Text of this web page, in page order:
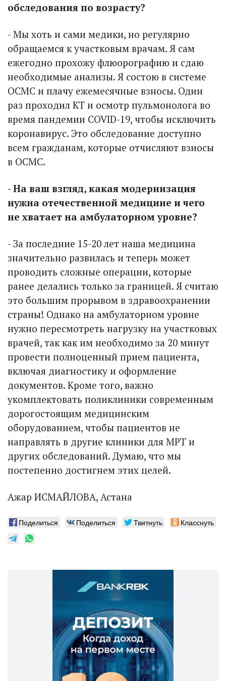
обследования по возрасту?
- Мы хоть и сами медики, но регулярно
обращаемся к участковым врачам. Я сам
ежегодно прохожу флюорографию и сдаю
необходимые анализы. Я состою в системе
ОСМС и плачу ежемесячные взносы. Один
раз проходил КТ и осмотр пульмонолога во
время пандемии COVID-19, чтобы исключить
коронавирус. Это обследование доступно
всем гражданам, которые отчисляют взносы
в ОСМС.
- На ваш взгляд, какая модернизация
нужна отечественной медицине и чего
не хватает на амбулаторном уровне?
- За последние 15-20 лет наша медицина
значительно развилась и теперь может
проводить сложные операции, которые
ранее делались только за границей. Я считаю
это большим прорывом в здравоохранении
страны! Однако на амбулаторном уровне
нужно пересмотреть нагрузку на участковых
врачей, так как им необходимо за 20 минут
провести полноценный прием пациента,
включая диагностику и оформление
документов. Кроме того, важно
укомплектовать поликлиники современным
дорогостоящим медицинским
оборудованием, чтобы пациентов не
направлять в другие клиники для МРТ и
других обследований. Думаю, что мы
постепенно достигнем этих целей.
Ажар ИСМАЙЛОВА, Астана
Поделиться Поделиться Твитнуть Класснуть